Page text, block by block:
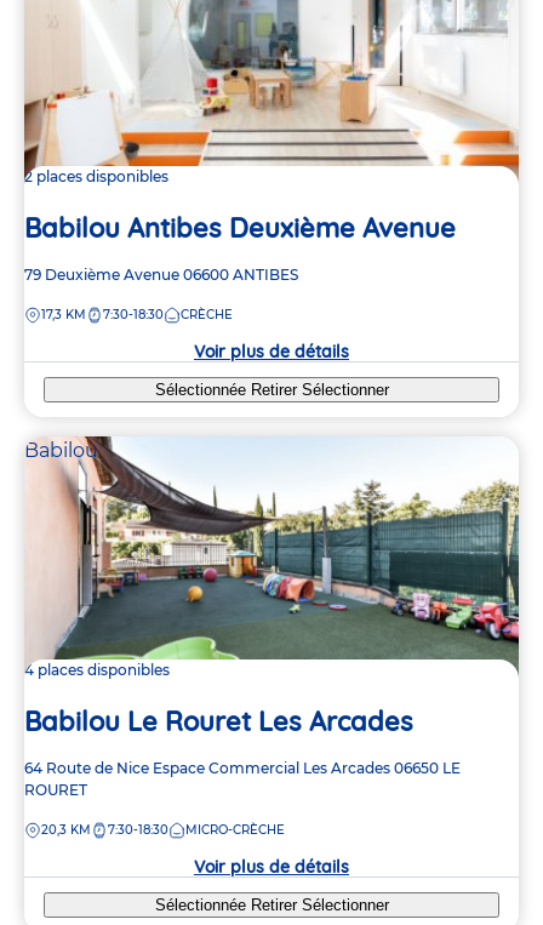
2 places disponibles
Babilou Antibes Deuxième Avenue
Adresse
la
79 Deuxième Avenue 06600 ANTIBES
DISTANCE
17,3 KM 7:30-18:30 CRÈCHE
Voir plus de détails
Sélectionnée Retirer Sélectionner
Babilou
4 places disponibles
Babilou Le Rouret Les Arcades
Adresse
de
crèche
64 Route de Nice Espace Commercial Les Arcades 06650 LE
ROURET
DISTANCE
20,3 KM 7:30-18:30 MICRO-CRÈCHE
Voir plus de détails
Sélectionnée Retirer Sélectionner